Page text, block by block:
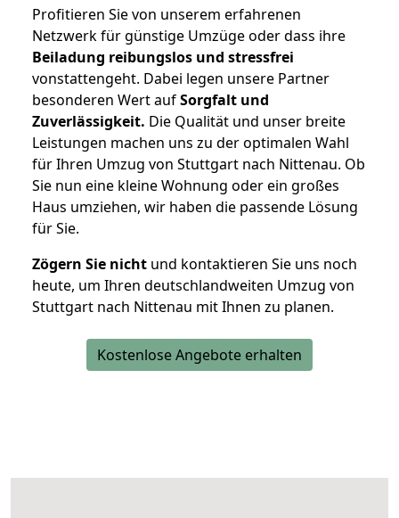
Profitieren Sie von unserem erfahrenen
Netzwerk für günstige Umzüge oder dass ihre
Beiladung reibungslos und stressfrei
vonstattengeht. Dabei legen unsere Partner
besonderen Wert aufSorgfalt und
Zuverlässigkeit. Die Qualität und unser breite
Leistungen machen uns zu der optimalen Wahl
für Ihren Umzug von Stuttgart nach Nittenau. Ob
Sie nun eine kleine Wohnung oder ein großes
Haus umziehen, wir haben die passende Lösung
für Sie.
Zögern Sie nicht und kontaktieren Sie uns noch
heute, um Ihren deutschlandweiten Umzug von
Stuttgart nach Nittenau mit Ihnen zu planen.
Kostenlose Angebote erhalten